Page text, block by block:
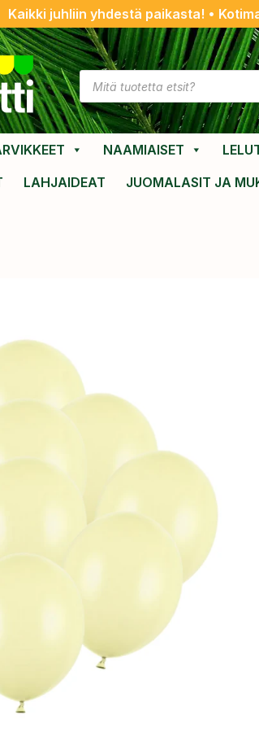
Kaikki juhliin yhdestä paikasta! •
NAAMIAISET
LAHJAIDEAT JUOMALASIT JA